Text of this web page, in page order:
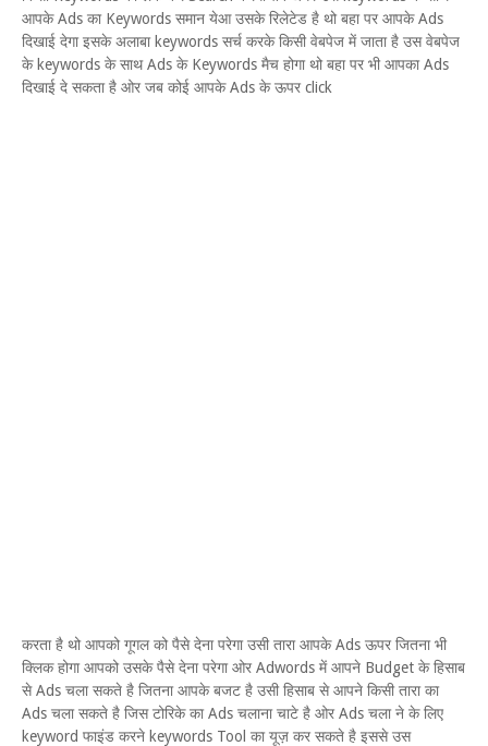
आपके Ads का Keywords समान येआ उसके रिलेटेड है थो बहा पर आपके Ads
दिखाई देगा इसके अलाबा keywords सर्च करके किसी वेबपेज में जाता है उस वेबपेज
के keywords के साथ Ads के Keywords मैच होगा थो बहा पर भी आपका Ads
दिखाई दे सकता है ओर जब कोई आपके Ads के ऊपर click
करता है थो आपको गूगल को पैसे देना परेगा उसी तारा आपके Ads ऊपर जितना भी
क्लिक होगा आपको उसके पैसे देना परेगा ओर Adwords में आपने Budget के हिसाब
से Ads चला सकते है जितना आपके बजट है उसी हिसाब से आपने किसी तारा का
Ads चला सकते है जिस टोरिके का Ads चलाना चाटे है ओर Ads चला ने के लिए
keyword फाइंड करने keywords Tool का यूज़ कर सकते है इससे उस